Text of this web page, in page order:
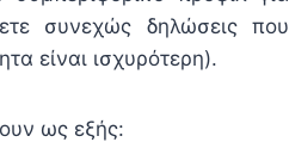
συνεχώς δηλώσεις που
είναι ισχυρότερη).
ως εξής: